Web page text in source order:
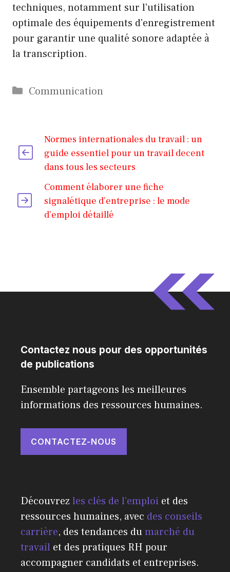
techniques, notamment sur l'utilisation
optimale des équipements d'enregistrement
pour garantir une qualité sonore adaptée à
la transcription.
Catégories
Communication
Normes internationales du travail : un
guide essentiel pour un travail decent
dans tous les secteurs
Comment élaborer une fiche
signalétique d’entreprise : le mode
d’emploi détaillé
Contactez nous pour des opportunités
de publications
Ensemble partageons les meilleures
informations des ressources humaines.
CONTACTEZ-NOUS
Découvrezles clés de l’emploi et des
ressources humaines, avec des conseils
carrière, des tendances dumarché du
travail et des pratiques RH pour
accompagner candidats et entreprises.